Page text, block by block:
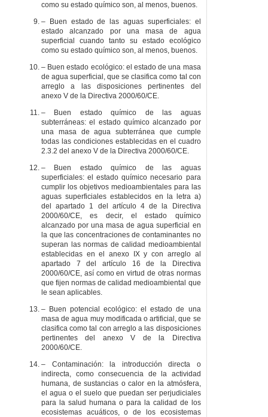
como su estado químico son, al menos, buenos.
– Buen estado de las aguas superficiales: el
estado alcanzado por una masa de agua
superficial cuando tanto su estado ecológico
como su estado químico son, al menos, buenos.
– Buen estado ecológico: el estado de una masa
de agua superficial, que se clasifica como tal con
arreglo a las disposiciones pertinentes del
anexo V de la Directiva 2000/60/CE.
– Buen estado químico de las aguas
subterráneas: el estado químico alcanzado por
una masa de agua subterránea que cumple
todas las condiciones establecidas en el cuadro
2.3.2 del anexo V de la Directiva 2000/60/CE.
– Buen estado químico de las aguas
superficiales: el estado químico necesario para
cumplir los objetivos medioambientales para las
aguas superficiales establecidos en la letra a)
del apartado 1 del artículo 4 de la Directiva
2000/60/CE, es decir, el estado químico
alcanzado por una masa de agua superficial en
la que las concentraciones de contaminantes no
superan las normas de calidad medioambiental
establecidas en el anexo IX y con arreglo al
apartado 7 del artículo 16 de la Directiva
2000/60/CE, así como en virtud de otras normas
que fijen normas de calidad medioambiental que
le sean aplicables.
– Buen potencial ecológico: el estado de una
masa de agua muy modificada o artificial, que se
clasifica como tal con arreglo a las disposiciones
pertinentes del anexo V de la Directiva
2000/60/CE.
– Contaminación: la introducción directa o
indirecta, como consecuencia de la actividad
humana, de sustancias o calor en la atmósfera,
el agua o el suelo que puedan ser perjudiciales
para la salud humana o para la calidad de los
ecosistemas acuáticos, o de los ecosistemas